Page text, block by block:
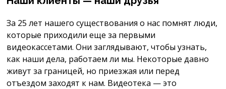
За 25 лет нашего существования о нас помнят люди,
которые приходили еще за первыми
видеокассетами. Они заглядывают, чтобы узнать,
как наши дела, работаем ли мы. Некоторые давно
живут за границей, но приезжая или перед
отъездом заходят к нам. Видеотека — это